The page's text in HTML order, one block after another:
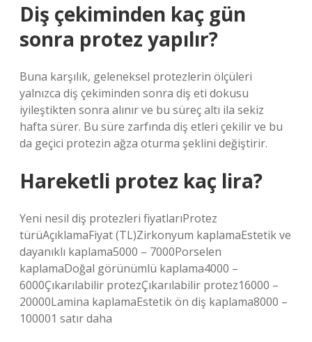
Diş çekiminden kaç gün
sonra protez yapılır?
Buna karşılık, geleneksel protezlerin ölçüleri
yalnızca diş çekiminden sonra diş eti dokusu
iyileştikten sonra alınır ve bu süreç altı ila sekiz
hafta sürer. Bu süre zarfında diş etleri çekilir ve bu
da geçici protezin ağza oturma şeklini değiştirir.
Hareketli protez kaç lira?
Yeni nesil diş protezleri fiyatlarıProtez
türüAçıklamaFiyat (TL)Zirkonyum kaplamaEstetik ve
dayanıklı kaplama5000 – 7000Porselen
kaplamaDoğal görünümlü kaplama4000 –
6000Çıkarılabilir protezÇıkarılabilir protez16000 –
20000Lamina kaplamaEstetik ön diş kaplama8000 –
100001 satır daha